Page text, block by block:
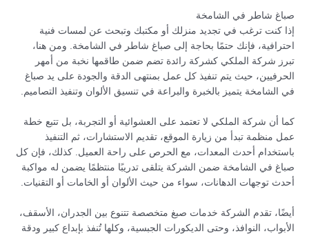
صباغ شاطر في الشامخة
إذا كنت ترغب في تجديد منزلك أو مكتبك وتبحث عن لمسات فنية
احترافية، فإنك حتمًا بحاجة إلى صباغ شاطر في الشامخة. ومن هنا،
تبرز شركة الملكي كشركة رائدة تضم ضمن طاقمها نخبة من أمهر
الحرفيين، حيث يتم تنفيذ كل عمل بمنتهى الدقة والجودة على يد صباغ
في الشامخة يتميز بالخبرة والبراعة في تنسيق الألوان وتنفيذ التصاميم.
كما أن شركة الملكي لا تعتمد على العشوائية أو التجربة، بل تتبع خطة
عمل منظمة تبدأ من زيارة الموقع، تقديم الاستشارات، ثم التنفيذ
باستخدام أحدث المعدات، مع الحرص على راحة العميل. كذلك، فإن كل
صباغ في الشامخة ضمن الشركة يتلقى تدريبًا منتظمًا يضمن له مواكبة
أحدث توجهات الدهانات، سواء من حيث الألوان أو الخامات أو التقنيات.
أيضًا، تقدم الشركة خدمات صبغ متخصصة تتنوع بين الجدران، الأسقف،
الأبواب، النوافذ، وحتى الديكورات الجبسية، وكلها تُنفذ بإبداع كبير ودقة